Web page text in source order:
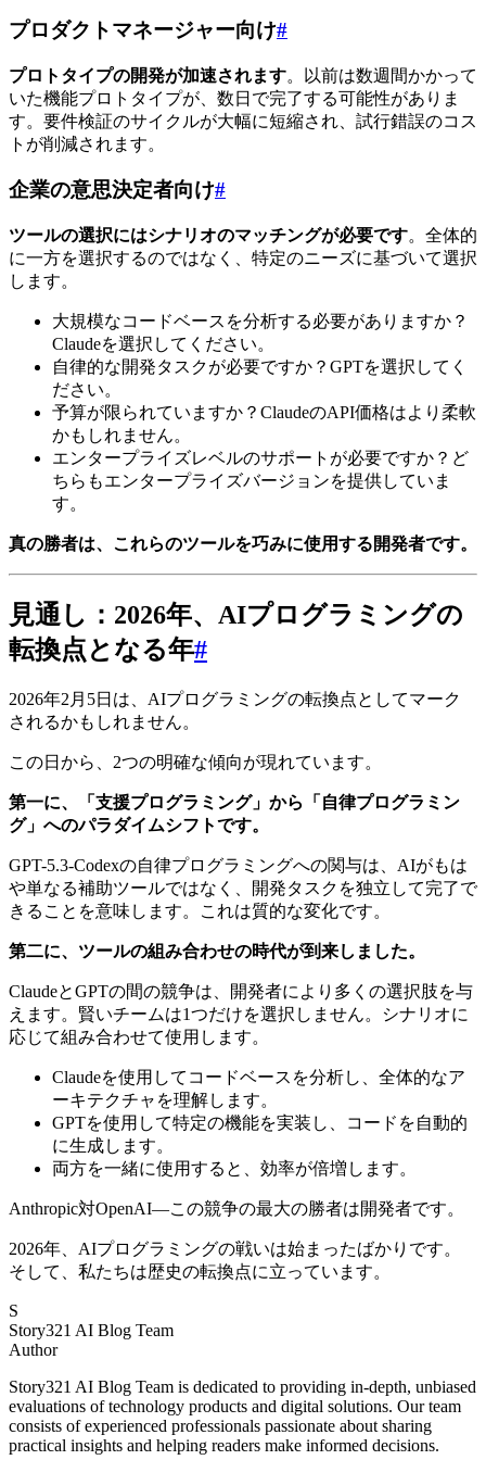
プロダクトマネージャー向け#
プロトタイプの開発が加速されます。以前は数週間かかって
いた機能プロトタイプが、数日で完了する可能性がありま
す。要件検証のサイクルが大幅に短縮され、試行錯誤のコス
トが削減されます。
企業の意思決定者向け#
ツールの選択にはシナリオのマッチングが必要です。全体的
に一方を選択するのではなく、特定のニーズに基づいて選択
します。
大規模なコードベースを分析する必要がありますか？
Claudeを選択してください。
自律的な開発タスクが必要ですか？GPTを選択してく
ださい。
予算が限られていますか？ClaudeのAPI価格はより柔軟
かもしれません。
エンタープライズレベルのサポートが必要ですか？ど
ちらもエンタープライズバージョンを提供していま
す。
真の勝者は、これらのツールを巧みに使用する開発者です。
見通し：2026年、AIプログラミングの
転換点となる年#
2026年2月5日は、AIプログラミングの転換点としてマーク
されるかもしれません。
この日から、2つの明確な傾向が現れています。
第一に、「支援プログラミング」から「自律プログラミン
グ」へのパラダイムシフトです。
GPT-5.3-Codexの自律プログラミングへの関与は、AIがもは
や単なる補助ツールではなく、開発タスクを独立して完了で
きることを意味します。これは質的な変化です。
第二に、ツールの組み合わせの時代が到来しました。
ClaudeとGPTの間の競争は、開発者により多くの選択肢を与
えます。賢いチームは1つだけを選択しません。シナリオに
応じて組み合わせて使用します。
Claudeを使用してコードベースを分析し、全体的なア
ーキテクチャを理解します。
GPTを使用して特定の機能を実装し、コードを自動的
に生成します。
両方を一緒に使用すると、効率が倍増します。
Anthropic対OpenAI—この競争の最大の勝者は開発者です。
2026年、AIプログラミングの戦いは始まったばかりです。
そして、私たちは歴史の転換点に立っています。
S
Story321 AI Blog Team
Author
Story321 AI Blog Team is dedicated to providing in-depth, unbiased
evaluations of technology products and digital solutions. Our team
consists of experienced professionals passionate about sharing
practical insights and helping readers make informed decisions.